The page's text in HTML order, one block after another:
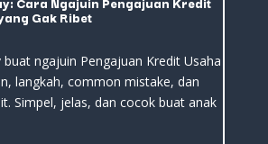
Gak Ribet
buat ngajuin Pengajuan Kredit Usaha
langkah, common mistake, dan
Simpel, jelas, dan cocok buat anak